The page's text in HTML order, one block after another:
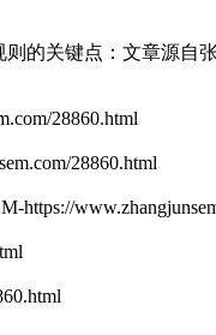
的关键点： 文章源自
28860.html
28860.html
https://